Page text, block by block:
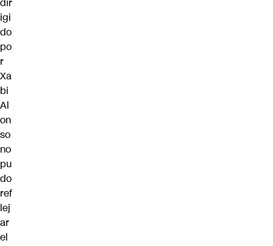
igi
do
po
r
Xa
bi
Al
on
so
no
pu
do
ref
lej
ar
el